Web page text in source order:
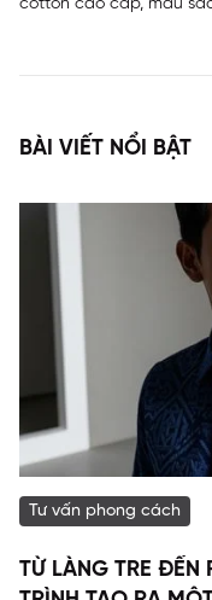
cotton cao cấp, màu
BÀI VIẾT NỔI BẬT
Tư vấn phong cách
TỪ LÀNG TRE ĐẾN